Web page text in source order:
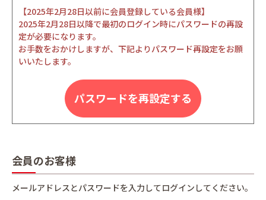
【2025年2月28日以前に会員登録している会員様】
2025年2月28日以降で最初のログイン時にパスワードの再設
定が必要になります。
お手数をおかけしますが、下記よりパスワード再設定をお願
いいたします。
パスワードを再設定する
会員のお客様
メールアドレスとパスワードを入力してログインしてください。